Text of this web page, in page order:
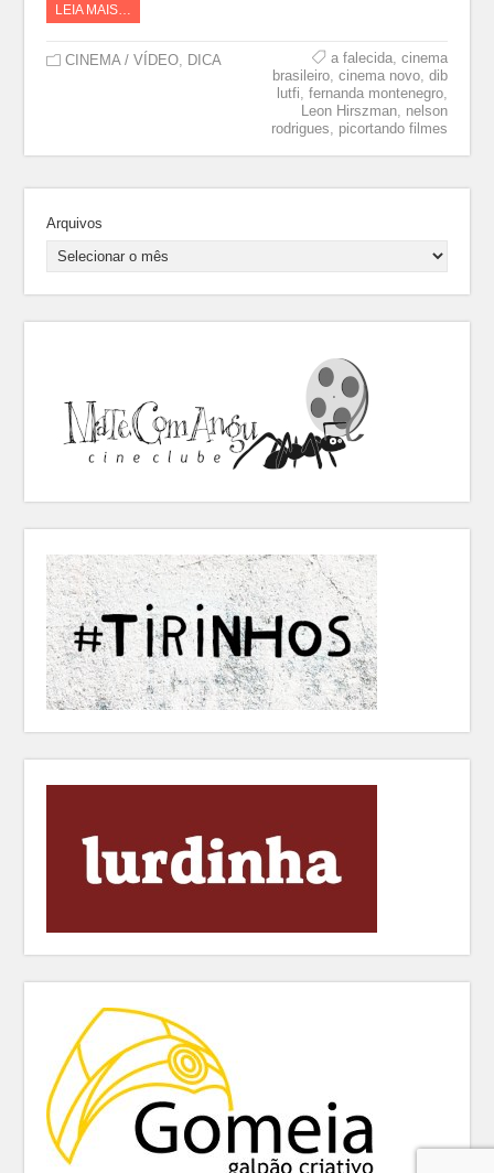
LEIA MAIS…
CINEMA / VÍDEO, DICA a falecida, cinema
brasileiro, cinema novo, dib
lutfi, fernanda montenegro,
Leon Hirszman, nelson
rodrigues, picortando filmes
Arquivos